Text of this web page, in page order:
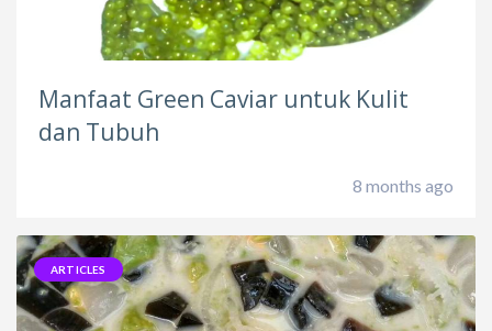
Manfaat Green Caviar untuk Kulit
dan Tubuh
8 months ago
ARTICLES